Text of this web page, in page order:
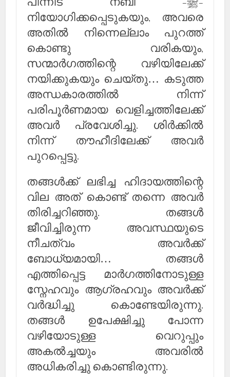
നിയോഗിക്കപ്പെടുകയും, അവരെ
അതില്‍ നിന്നെല്ലാം പുറത്ത്
കൊണ്ടു വരികയും,
സന്മാര്‍ഗത്തിന്റെ വഴിയിലേക്ക്
നയിക്കുകയും ചെയ്തു… കടുത്ത
അന്ധകാരത്തില്‍ നിന്ന്
പരിപൂര്‍ണമായ വെളിച്ചത്തിലേക്ക്
അവര്‍ പ്രവേശിച്ചു. ശിര്‍ക്കില്‍
നിന്ന് തൗഹീദിലേക്ക് അവര്‍
പുറപ്പെട്ടു.
തങ്ങള്‍ക്ക് ലഭിച്ച ഹിദായത്തിന്റെ
വില അത് കൊണ്ട് തന്നെ അവര്‍
തിരിച്ചറിഞ്ഞു. തങ്ങള്‍
ജീവിച്ചിരുന്ന അവസ്ഥയുടെ
നീചത്വം അവര്‍ക്ക്
ബോധ്യമായി… തങ്ങള്‍
എത്തിപ്പെട്ട മാര്‍ഗത്തിനോടുള്ള
സ്നേഹവും ആഗ്രഹവും അവര്‍ക്ക്
വര്‍ദ്ധിച്ചു കൊണ്ടേയിരുന്നു.
തങ്ങള്‍ ഉപേക്ഷിച്ചു പോന്ന
വഴിയോടുള്ള വെറുപ്പും
അകല്‍ച്ചയും അവരില്‍
അധികരിച്ചു കൊണ്ടിരുന്നു.